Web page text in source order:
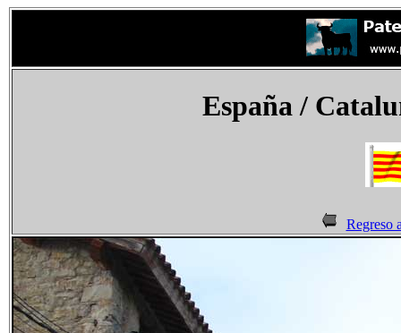
España/
Regreso